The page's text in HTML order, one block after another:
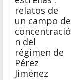
relatos de
un campo de
concentració
n del
régimen de
Pérez
Jiménez